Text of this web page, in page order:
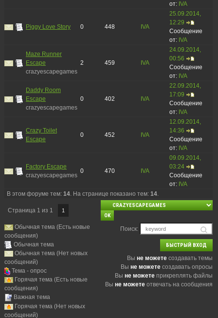
от: IVA
Piggy Love Story 0 448 IVA
25.09.2014,
12:29
Сообщение
от: IVA
Maze Runner
Escape
crazyescapegames
2 459 IVA
24.09.2014,
00:56
Сообщение
от: IVA
Daddy Room
Escape
crazyescapegames
0 402 IVA
22.09.2014,
17:09
Сообщение
от: IVA
Crazy Toilet
Escape
0 452 IVA
12.09.2014,
14:36
Сообщение
от: IVA
Factory Escape
crazyescapegames
0 470 IVA
09.09.2014,
03:24
Сообщение
от: IVA
В этом форуме тем: 14. На странице показано тем: 14.
Страница 1 из 1 1
Обычная тема (Есть новые
сообщения)
Обычная тема
Обычная тема (Нет новых
сообщений)
Тема - опрос
Горячая тема (Есть новые
сообщения)
Важная тема
Горячая тема (Нет новых
сообщений)
Поиск:
Вы не можете создавать темы
Вы не можете создавать опросы
Вы не можете прикреплять файлы
Вы не можете отвечать на сообщения